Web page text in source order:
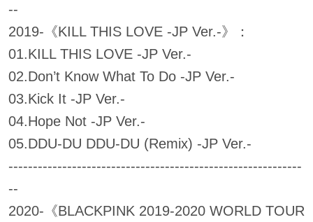
--
2019-《KILL THIS LOVE -JP Ver.-》：
01.KILL THIS LOVE -JP Ver.-
02.Don’t Know What To Do -JP Ver.-
03.Kick It -JP Ver.-
04.Hope Not -JP Ver.-
05.DDU-DU DDU-DU (Remix) -JP Ver.-
------------------------------------------------------------
--
2020-《BLACKPINK 2019-2020 WORLD TOUR